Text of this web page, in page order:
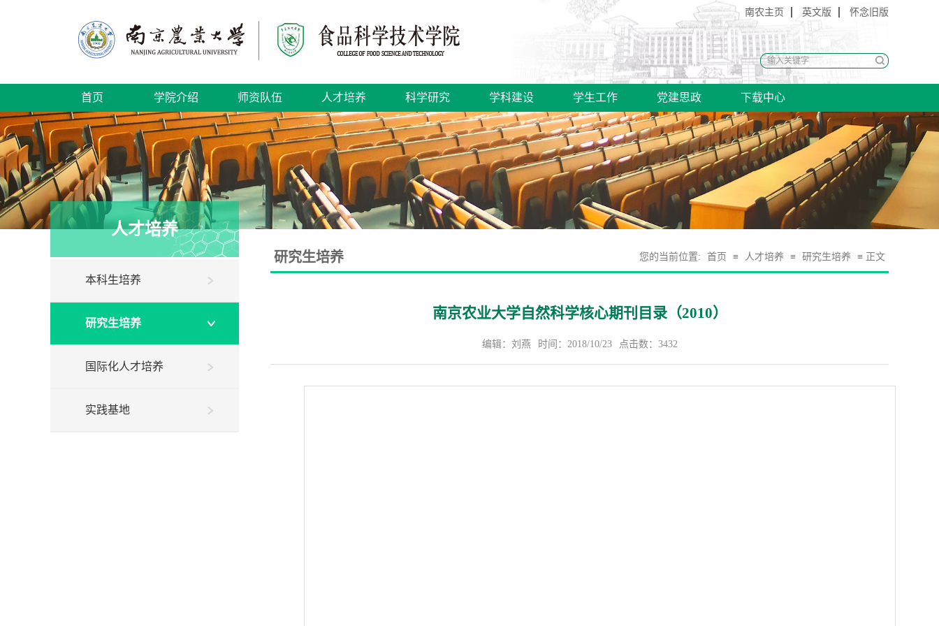
南农主页 英文版 怀念旧版
首页 学院介绍 师资队伍 人才培养 科学研究 学科建设 学生工作 党建思政 下载中心
人才培养
本科生培养
研究生培养
国际化人才培养
实践基地
您的当前位置: 首页 ≡ 人才培养 ≡ 研究生培养 ≡ 正文
研究生培养
南京农业大学自然科学核心期刊目录（2010）
编辑：刘燕 时间：2018/10/23 点击数： 3432